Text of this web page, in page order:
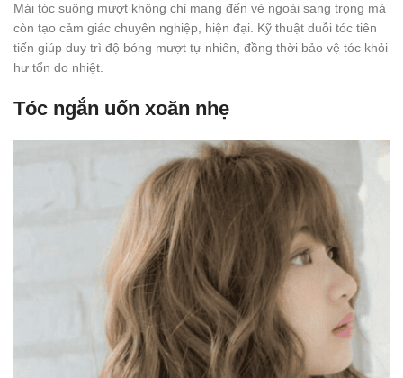
Mái tóc suông mượt không chỉ mang đến vẻ ngoài sang trọng mà
còn tạo cảm giác chuyên nghiệp, hiện đại. Kỹ thuật duỗi tóc tiên
tiến giúp duy trì độ bóng mượt tự nhiên, đồng thời bảo vệ tóc khỏi
hư tổn do nhiệt.
Tóc ngắn uốn xoăn nhẹ